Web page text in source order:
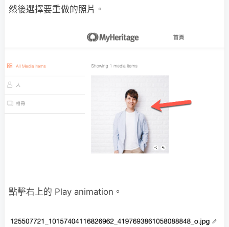
然後選擇要重做的照片。
點擊右上的 Play animation。